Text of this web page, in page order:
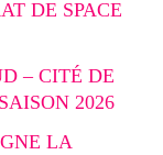
DE SPACE
– CITÉ DE
2026
LA